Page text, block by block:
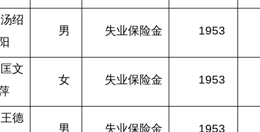
汤绍
阳
男 失业保险金 1953
匡文
女 失业保险金 1953
王德
男 失业保险金 1953